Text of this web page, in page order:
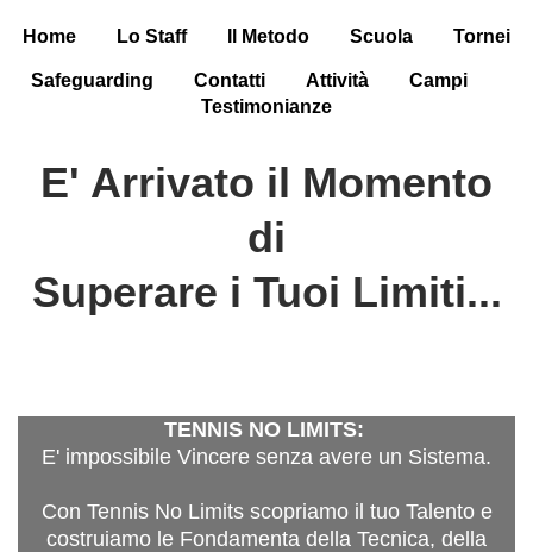
Home Lo Staff Il Metodo Scuola Tornei
Safeguarding Contatti Attività
Campi
Testimonianze
E' Arrivato il Momento
di
Superare i Tuoi Limiti...
TENNIS NO LIMITS:
E' impossibile Vincere senza avere un Sistema.
Con Tennis No Limits scopriamo il tuo Talento e
costruiamo le Fondamenta della Tecnica, della